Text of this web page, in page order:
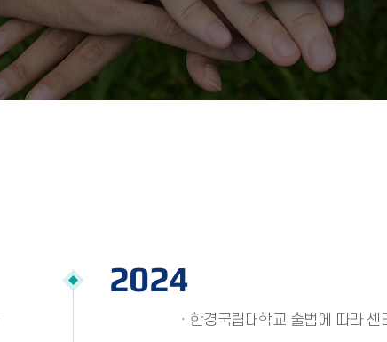
2024
· 한경국립대학교 출범에 따라